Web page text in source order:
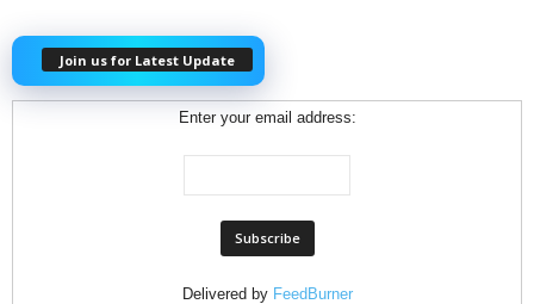
Join us for Latest Update
Enter your email address:
Delivered by FeedBurner